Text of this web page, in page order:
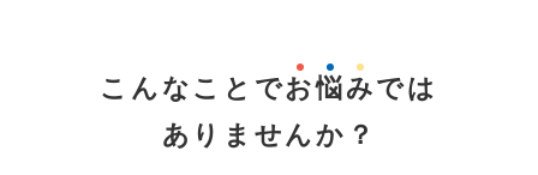
こんなことでお悩みでは
ありませんか？